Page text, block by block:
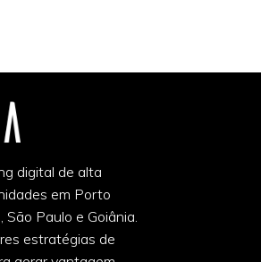
digital de alta
em Porto
São Paulo e Goiânia.
estratégias de